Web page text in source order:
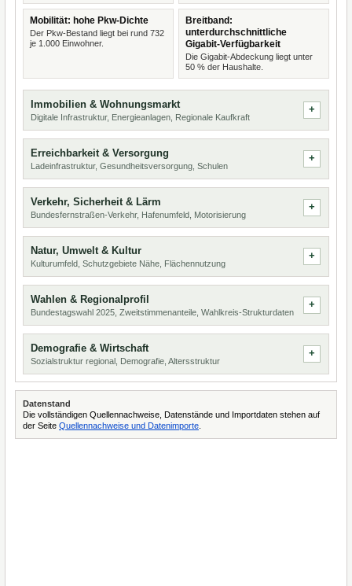
Mobilität: hohe Pkw-Dichte
Der Pkw-Bestand liegt bei rund 732
je 1.000 Einwohner.
Breitband:
unterdurchschnittliche
Gigabit-Verfügbarkeit
Die Gigabit-Abdeckung liegt unter
50 % der Haushalte.
Immobilien & Wohnungsmarkt
Digitale Infrastruktur, Energieanlagen, Regionale Kaufkraft
Erreichbarkeit & Versorgung
Ladeinfrastruktur, Gesundheitsversorgung, Schulen
Verkehr, Sicherheit & Lärm
Bundesfernstraßen-Verkehr, Hafenumfeld, Motorisierung
Natur, Umwelt & Kultur
Kulturumfeld, Schutzgebiete Nähe, Flächennutzung
Wahlen & Regionalprofil
Bundestagswahl 2025, Zweitstimmenanteile, Wahlkreis-Strukturdaten
Demografie & Wirtschaft
Sozialstruktur regional, Demografie, Altersstruktur
Datenstand
Die vollständigen Quellennachweise, Datenstände und Importdaten stehen auf
der Seite Quellennachweise und Datenimporte